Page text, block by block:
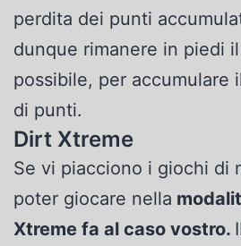
perdita dei punti
dunque rimanere in piedi
possibile, per accumulare
di punti.
Dirt Xtreme
Se vi piacciono i giochi di
poter giocare nella
Xtreme fa al caso vostro.